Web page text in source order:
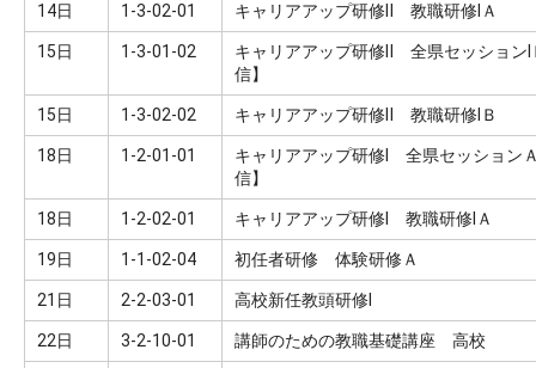
14日 1-3-02-01 キャリアアップ研修Ⅱ 教職研修ⅠＡ
15日 1-3-01-02
キャリアアップ研修Ⅱ 全県セッション
信】
15日 1-3-02-02 キャリアアップ研修Ⅱ 教職研修ⅠＢ
18日 1-2-01-01
キャリアアップ研修Ⅰ 全県セッション
信】
18日 1-2-02-01 キャリアアップ研修Ⅰ 教職研修ⅠＡ
19日 1-1-02-04 初任者研修 体験研修Ａ
21日 2-2-03-01 高校新任教頭研修Ⅰ
22日 3-2-10-01 講師のための教職基礎講座 高校